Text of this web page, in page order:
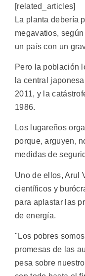
[related_articles]
La planta debería
megavatios,
un país con un
Pero la población
la central
2011, y la
1986.
Los lugareños
porque, arguyen,
medidas de
Uno de ellos, Arul
científicos y
para aplastar las
de energía.
"Los pobres
promesas de las
pesa sobre